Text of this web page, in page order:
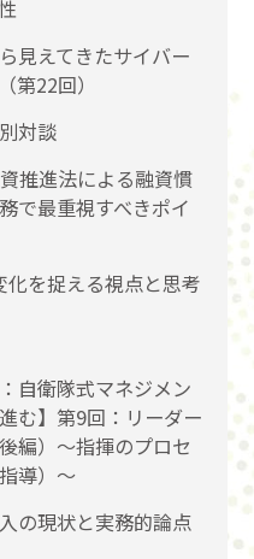
見えてきたサイバー
第22回）
対談
推進法による融資慣
で最重視すべきポイ
化を捉える視点と思考
自衛隊式マネジメン
む】第9回：リーダー
編）〜指揮のプロセ
導）〜
の現状と実務的論点